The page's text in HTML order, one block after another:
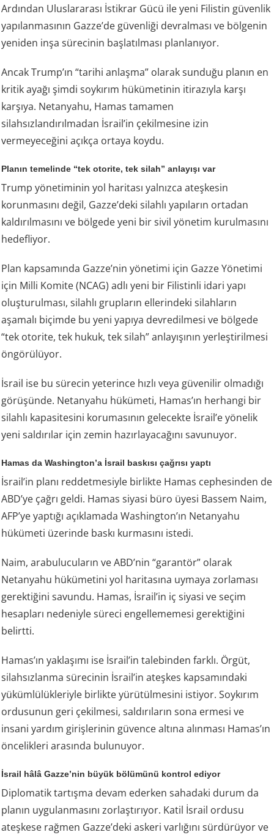
Ardından Uluslararası İstikrar Gücü ile yeni Filistin güvenlik
yapılanmasının Gazze’de güvenliği devralması ve bölgenin
yeniden inşa sürecinin başlatılması planlanıyor.
Ancak Trump’ın “tarihi anlaşma” olarak sunduğu planın en
kritik ayağı şimdi soykırım hükümetinin itirazıyla karşı
karşıya. Netanyahu, Hamas tamamen
silahsızlandırılmadan İsrail’in çekilmesine izin
vermeyeceğini açıkça ortaya koydu.
Planın temelinde “tek otorite, tek silah” anlayışı var
Trump yönetiminin yol haritası yalnızca ateşkesin
korunmasını değil, Gazze’deki silahlı yapıların ortadan
kaldırılmasını ve bölgede yeni bir sivil yönetim kurulmasını
hedefliyor.
Plan kapsamında Gazze’nin yönetimi için Gazze Yönetimi
için Milli Komite (NCAG) adlı yeni bir Filistinli idari yapı
oluşturulması, silahlı grupların ellerindeki silahların
aşamalı biçimde bu yeni yapıya devredilmesi ve bölgede
“tek otorite, tek hukuk, tek silah” anlayışının yerleştirilmesi
öngörülüyor.
İsrail ise bu sürecin yeterince hızlı veya güvenilir olmadığı
görüşünde. Netanyahu hükümeti, Hamas’ın herhangi bir
silahlı kapasitesini korumasının gelecekte İsrail’e yönelik
yeni saldırılar için zemin hazırlayacağını savunuyor.
Hamas da Washington’a İsrail baskısı çağrısı yaptı
İsrail’in planı reddetmesiyle birlikte Hamas cephesinden de
ABD’ye çağrı geldi. Hamas siyasi büro üyesi Bassem Naim,
AFP’ye yaptığı açıklamada Washington’ın Netanyahu
hükümeti üzerinde baskı kurmasını istedi.
Naim, arabulucuların ve ABD’nin “garantör” olarak
Netanyahu hükümetini yol haritasına uymaya zorlaması
gerektiğini savundu. Hamas, İsrail’in iç siyasi ve seçim
hesapları nedeniyle süreci engellememesi gerektiğini
belirtti.
Hamas’ın yaklaşımı ise İsrail’in talebinden farklı. Örgüt,
silahsızlanma sürecinin İsrail’in ateşkes kapsamındaki
yükümlülükleriyle birlikte yürütülmesini istiyor. Soykırım
ordusunun geri çekilmesi, saldırıların sona ermesi ve
insani yardım girişlerinin güvence altına alınması Hamas’ın
öncelikleri arasında bulunuyor.
İsrail hâlâ Gazze’nin büyük bölümünü kontrol ediyor
Diplomatik tartışma devam ederken sahadaki durum da
planın uygulanmasını zorlaştırıyor. Katil İsrail ordusu
ateşkese rağmen Gazze’deki askeri varlığını sürdürüyor ve